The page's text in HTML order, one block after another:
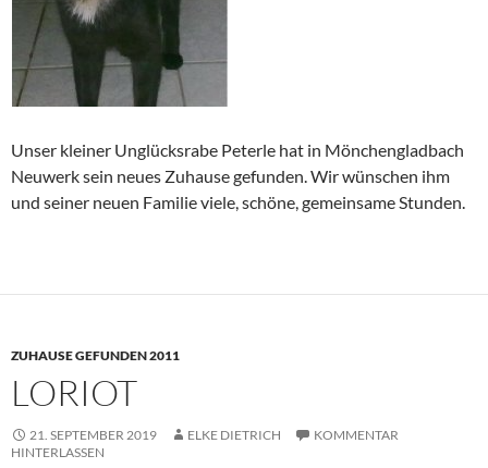
Unser kleiner Unglücksrabe Peterle hat in Mönchengladbach
Neuwerk sein neues Zuhause gefunden. Wir wünschen ihm
und seiner neuen Familie viele, schöne, gemeinsame Stunden.
ZUHAUSE GEFUNDEN 2011
LORIOT
21. SEPTEMBER 2019 ELKE DIETRICH
KOMMENTAR
HINTERLASSEN